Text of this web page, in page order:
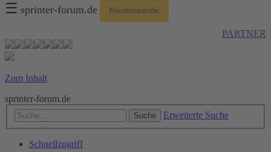
☰ sprinter-forum.de Forumsspende
PARTNER
Zum Inhalt
sprinter-forum.de
Suche Erweiterte Suche
Schnellzugriff